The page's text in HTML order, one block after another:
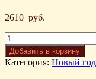
2610 руб.
Добавить в корзину
Категория: Новый год